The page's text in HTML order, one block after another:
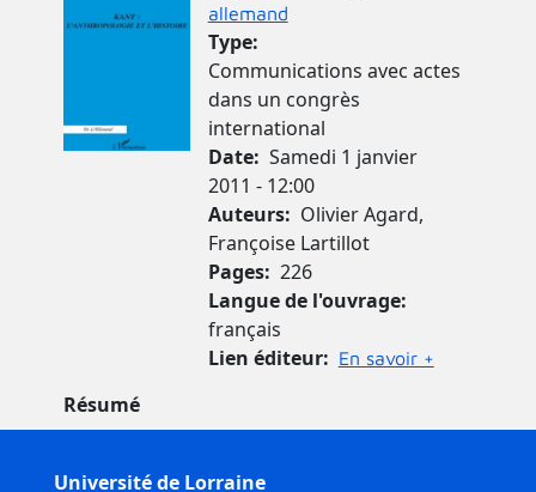
allemand
Type
Communications avec actes
dans un congrès
international
Date
Samedi 1 janvier
2011 - 12:00
Auteurs
Olivier Agard,
Françoise Lartillot
Pages
226
Langue de l'ouvrage
français
Lien éditeur
En savoir +
Résumé
Université de Lorraine